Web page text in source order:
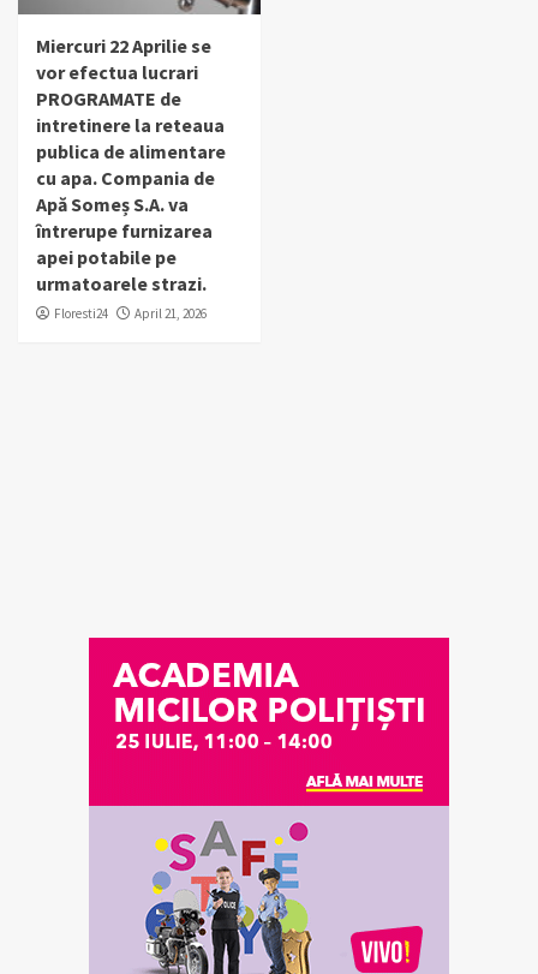
Miercuri 22 Aprilie se
vor efectua lucrari
PROGRAMATE de
intretinere la reteaua
publica de alimentare
cu apa. Compania de
Apă Someș S.A. va
întrerupe furnizarea
apei potabile pe
urmatoarele strazi.
Floresti24 April 21, 2026